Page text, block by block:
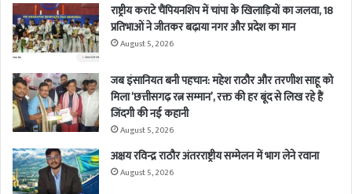
राष्ट्रीय कराटे चैंपियनशिप में चांपा के खिलाड़ियों का जलवा, 18
प्रतिभाओं ने जीतकर बढ़ाया नगर और प्रदेश का मान
August 5, 2026
जब इंसानियत बनी पहचान: महेश राठौर और तरणीश साहू को
मिला ‘छत्तीसगढ़ रत्न सम्मान’, रक्त की हर बूंद से लिख रहे हैं
जिंदगी की नई कहानी
August 5, 2026
अक्षय रविन्द्र राठौर अंतरराष्ट्रीय सम्मेलन में भाग लेने रवाना
August 5, 2026